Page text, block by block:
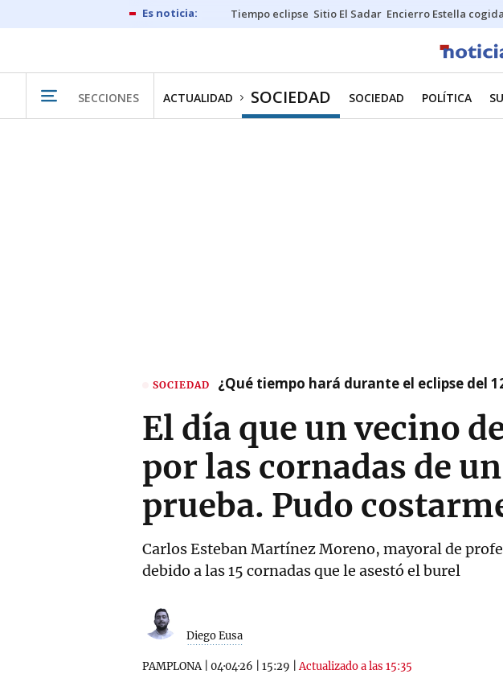
Tiempo eclipse Sitio El Sadar Encierro Estella cogida
SECCIONES ACTUALIDAD SOCIEDAD SOCIEDAD POLÍTICA
SOCIEDAD ¿Qué tiempo hará durante el eclipse del
El día que un vecino
por las cornadas de
prueba. Pudo
Carlos Esteban Martínez Moreno, mayoral de
debido a las 15 cornadas que le asestó el burel
Diego Eusa
PAMPLONA| 04·04·26 15:29 |Actualizado a las 15:35